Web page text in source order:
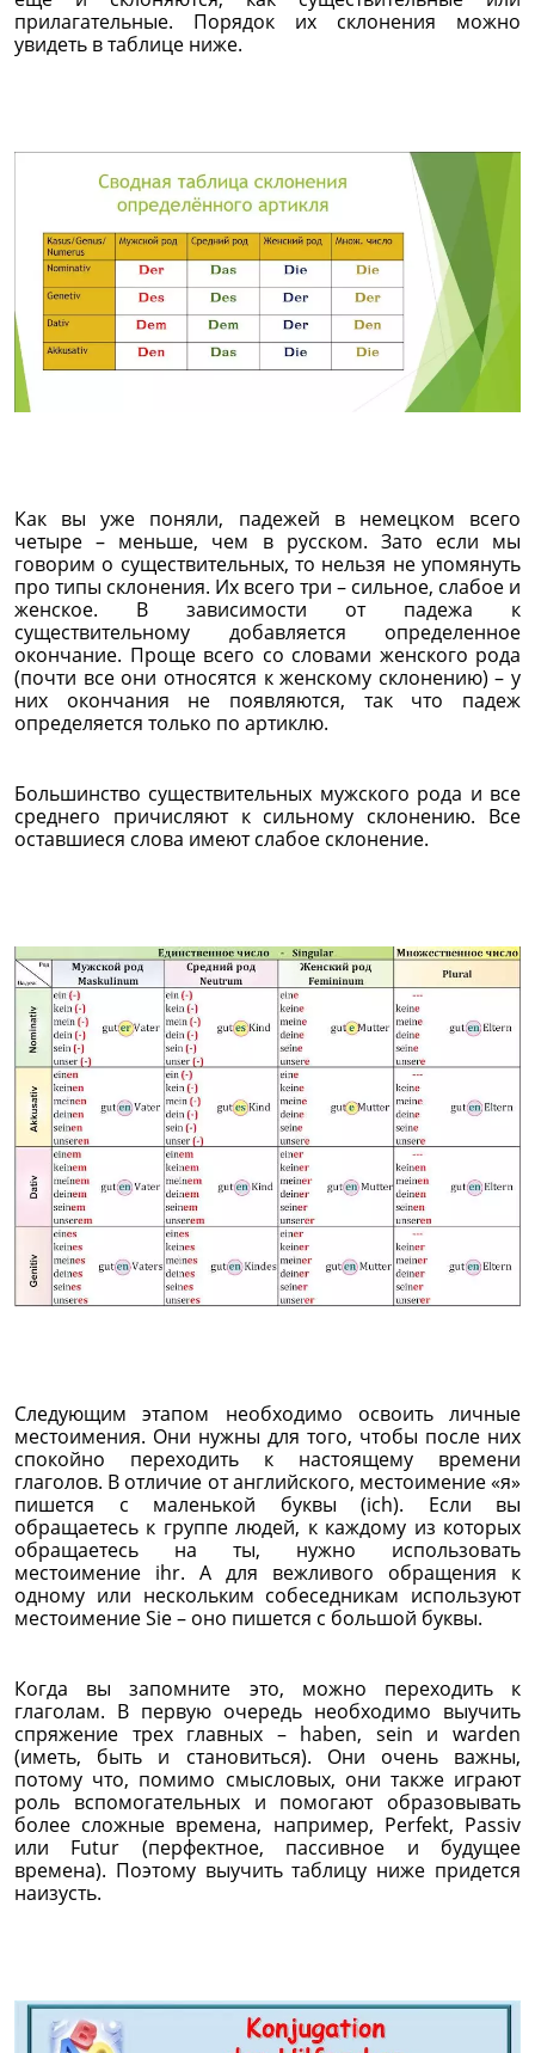
прилагательные. Порядок их склонения можно
увидеть в таблице ниже.
Как вы уже поняли, падежей в немецком всего
четыре – меньше, чем в русском. Зато если мы
говорим о существительных, то нельзя не упомянуть
про типы склонения. Их всего три – сильное, слабое и
женское. В зависимости от падежа к
существительному добавляется определенное
окончание. Проще всего со словами женского рода
(почти все они относятся к женскому склонению) – у
них окончания не появляются, так что падеж
определяется только по артиклю.
Большинство существительных мужского рода и все
среднего причисляют к сильному склонению. Все
оставшиеся слова имеют слабое склонение.
Следующим этапом необходимо освоить личные
местоимения. Они нужны для того, чтобы после них
спокойно переходить к настоящему времени
глаголов. В отличие от английского, местоимение «я»
пишется с маленькой буквы (ich). Если вы
обращаетесь к группе людей, к каждому из которых
обращаетесь на ты, нужно использовать
местоимение ihr. А для вежливого обращения к
одному или нескольким собеседникам используют
местоимение Sie – оно пишется с большой буквы.
Когда вы запомните это, можно переходить к
глаголам. В первую очередь необходимо выучить
спряжение трех главных – haben, sein и warden
(иметь, быть и становиться). Они очень важны,
потому что, помимо смысловых, они также играют
роль вспомогательных и помогают образовывать
более сложные времена, например, Perfekt, Passiv
или Futur (перфектное, пассивное и будущее
времена). Поэтому выучить таблицу ниже придется
наизусть.